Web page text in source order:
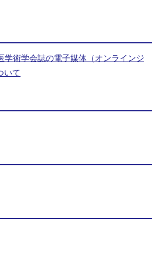
学術学会誌の電子媒体（オンラインジ
いて